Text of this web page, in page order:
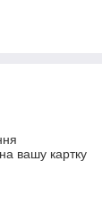
вашу картку